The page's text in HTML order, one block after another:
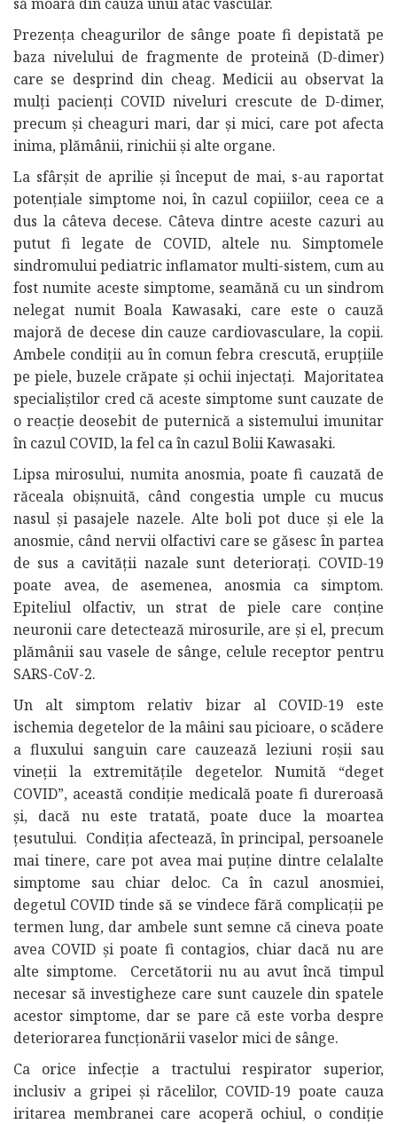
Prezența cheagurilor de sânge poate fi depistată pe
baza nivelului de fragmente de proteină (D-dimer)
care se desprind din cheag. Medicii au observat la
mulți pacienți COVID niveluri crescute de D-dimer,
precum și cheaguri mari, dar și mici, care pot afecta
inima, plămânii, rinichii și alte organe.
La sfârșit de aprilie și început de mai, s-au raportat
potențiale simptome noi, în cazul copiiilor, ceea ce a
dus la câteva decese. Câteva dintre aceste cazuri au
putut fi legate de COVID, altele nu. Simptomele
sindromului pediatric inflamator multi-sistem, cum au
fost numite aceste simptome, seamănă cu un sindrom
nelegat numit Boala Kawasaki, care este o cauză
majoră de decese din cauze cardiovasculare, la copii.
Ambele condiții au în comun febra crescută, erupțiile
pe piele, buzele crăpate și ochii injectați. Majoritatea
specialiștilor cred că aceste simptome sunt cauzate de
o reacție deosebit de puternică a sistemului imunitar
în cazul COVID, la fel ca în cazul Bolii Kawasaki.
Lipsa mirosului, numita anosmia, poate fi cauzată de
răceala obișnuită, când congestia umple cu mucus
nasul și pasajele nazele. Alte boli pot duce și ele la
anosmie, când nervii olfactivi care se găsesc în partea
de sus a cavității nazale sunt deteriorați. COVID-19
poate avea, de asemenea, anosmia ca simptom.
Epiteliul olfactiv, un strat de piele care conține
neuronii care detectează mirosurile, are și el, precum
plămânii sau vasele de sânge, celule receptor pentru
SARS-CoV-2.
Un alt simptom relativ bizar al COVID-19 este
ischemia degetelor de la mâini sau picioare, o scădere
a fluxului sanguin care cauzează leziuni roșii sau
vineții la extremitățile degetelor. Numită “deget
COVID”, această condiție medicală poate fi dureroasă
și, dacă nu este tratată, poate duce la moartea
țesutului. Condiția afectează, în principal, persoanele
mai tinere, care pot avea mai puține dintre celalalte
simptome sau chiar deloc. Ca în cazul anosmiei,
degetul COVID tinde să se vindece fără complicații pe
termen lung, dar ambele sunt semne că cineva poate
avea COVID și poate fi contagios, chiar dacă nu are
alte simptome. Cercetătorii nu au avut încă timpul
necesar să investigheze care sunt cauzele din spatele
acestor simptome, dar se pare că este vorba despre
deteriorarea funcționării vaselor mici de sânge.
Ca orice infecție a tractului respirator superior,
inclusiv a gripei și răcelilor, COVID-19 poate cauza
iritarea membranei care acoperă ochiul, o condiție